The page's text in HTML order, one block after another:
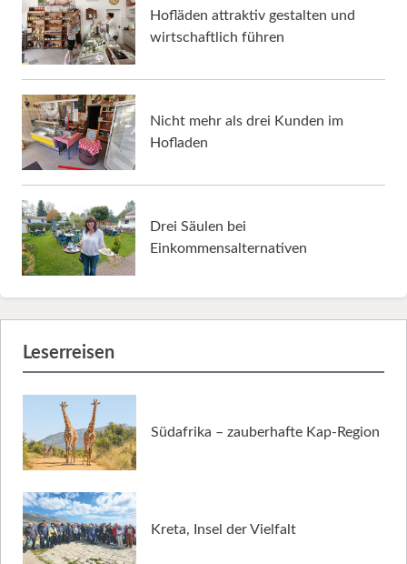
Hofläden attraktiv gestalten und
wirtschaftlich führen
Nicht mehr als drei Kunden im
Hofladen
Drei Säulen bei
Einkommensalternativen
Leserreisen
Südafrika – zauberhafte Kap-Region
Kreta, Insel der Vielfalt